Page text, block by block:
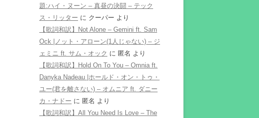
題:ハイ・ヌーン – 真昼の決闘 – テック
ス・リッター に クーパー より
【歌詞和訳】Not Alone – Gemini ft. Sam
Ock |ノット・アローン(1人じゃない) – ジ
ェミニ ft. サム・オック に 匿名 より
【歌詞和訳】Hold On To You – Omnia ft.
Danyka Nadeau |ホールド・オン・トゥ・
ユー(君を離さない) – オムニア ft. ダニー
カ・ナドー に 匿名 より
【歌詞和訳】All You Need Is Love – The